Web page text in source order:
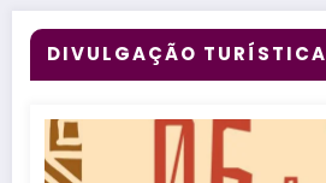
DIVULGAÇÃO TURÍSTICA